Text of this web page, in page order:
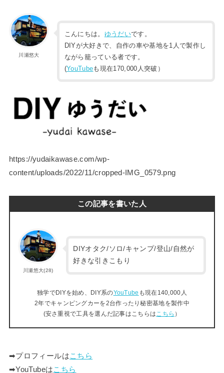
川瀬悠大
こんにちは。 ゆうだいです。
DIYが大好きで、自作の車や基地を1人で製作し
ながら籠っている者です。
(YouTubeも現在170,000人突破）
https://yudaikawase.com/wp-
content/uploads/2022/11/cropped-IMG_0579.png
この記事を書いた人
川瀬悠大(28)
DIYオタク/ソロ/キャンプ/登山/自然が
好きな引きこもり
独学でDIYを始め、DIY系のYouTube も現在140,000人
2年でキャンピングカーを2台作ったり秘密基地を製作中
(安さ重視で工具を選んだ記事はこちらは こちら ）
➡︎プロフィールはこちら
➡︎YouTubeはこちら